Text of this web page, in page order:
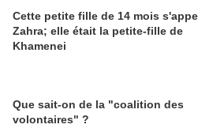
Cette petite fille de 14 mois
Zahra; elle était la petite-fille de
Khamenei
Que sait-on de la "coalition des
volontaires" ?